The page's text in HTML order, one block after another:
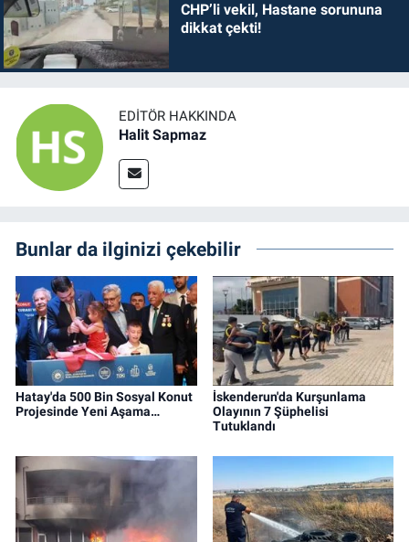
CHP’li vekil, Hastane sorununa
dikkat çekti!
EDITÖR HAKKINDA
Halit Sapmaz
Bunlar da ilginizi çekebilir
Hatay'da 500 Bin Sosyal Konut
Projesinde Yeni Aşama…
İskenderun'da Kurşunlama
Olayının 7 Şüphelisi
Tutuklandı